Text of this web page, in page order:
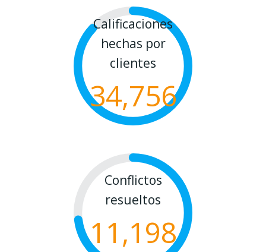
Calificaciones
hechas por
clientes
34,756
Conflictos
resueltos
11,198